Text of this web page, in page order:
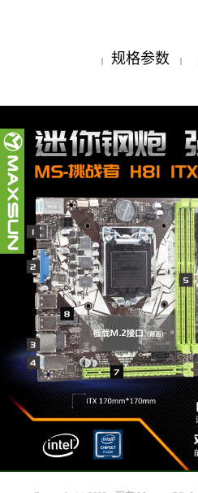
| 规格参数 |